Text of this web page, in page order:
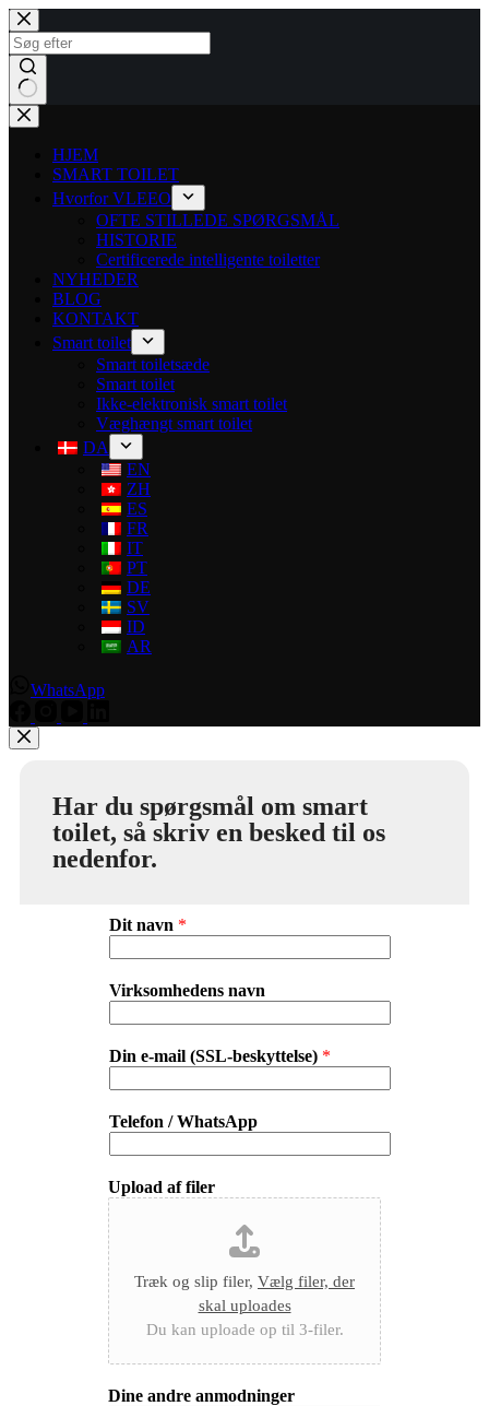
HJEM
SMART TOILET
Hvorfor VLEEO
OFTE STILLEDE SPØRGSMÅL
HISTORIE
Certificerede intelligente toiletter
NYHEDER
BLOG
KONTAKT
Smart toilet
Smart toiletsæde
Smart toilet
Ikke-elektronisk smart toilet
Væghængt smart toilet
DA
EN
ZH
ES
FR
IT
PT
DE
SV
ID
AR
WhatsApp
Har du spørgsmål om smart
toilet, så skriv en besked til os
nedenfor.
Dit navn *
Virksomhedens navn
Din e-mail (SSL-beskyttelse) *
Telefon / WhatsApp
Upload af filer
Træk og slip filer, Vælg filer, der
skal uploades
Du kan uploade op til 3-filer.
Dine andre anmodninger